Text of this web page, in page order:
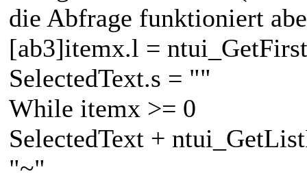
die Abfrage funktioniert
[ab3]itemx.l =
SelectedText.s = ""
While itemx >= 0
SelectedText +
"~"